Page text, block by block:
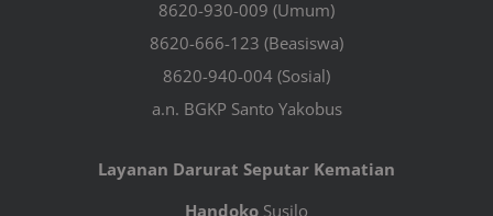
8620-930-009 (Umum)
8620-666-123 (Beasiswa)
8620-940-004 (Sosial)
a.n. BGKP Santo Yakobus
Layanan Darurat Seputar Kematian
Handoko Susilo